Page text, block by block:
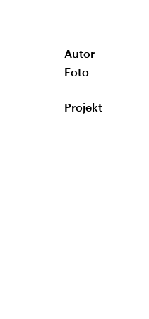
Autor
Foto
Projekt